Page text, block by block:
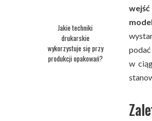
Jakie techniki
drukarskie
wykorzystuje się przy
produkcji opakowań?
w